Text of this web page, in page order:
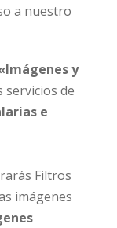
a nuestro
y
servicios de
e
Filtros
imágenes